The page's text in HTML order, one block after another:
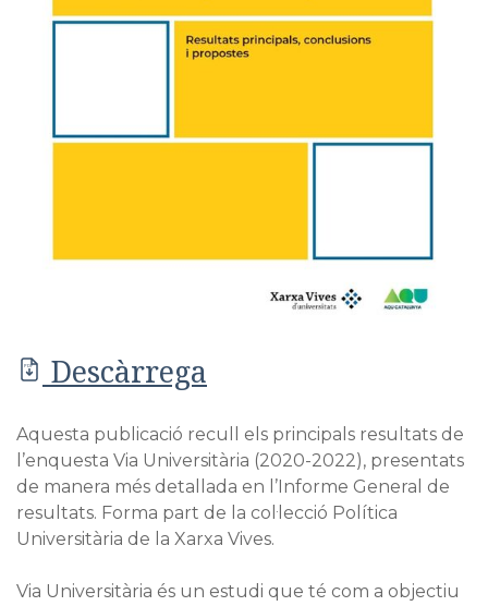
PDF Descàrrega
Aquesta publicació recull els principals resultats de
l’enquesta Via Universitària (2020-2022), presentats
de manera més detallada en l’Informe General de
resultats. Forma part de la col·lecció Política
Universitària de la Xarxa Vives.
Via Universitària és un estudi que té com a objectiu